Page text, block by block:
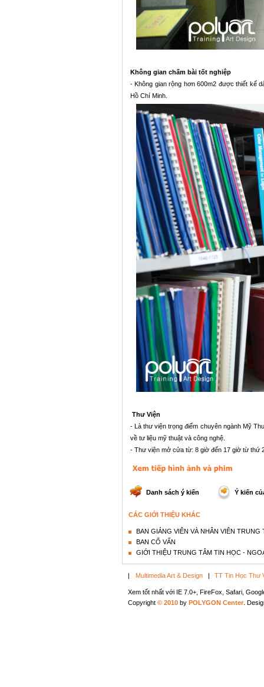
Không gian chấm bài tốt nghiệp
- Không gian rộng hơn 600m2 được thiết kế
Hồ Chí Minh.
Thư Viện
- Là thư viện trọng điểm chuyên ngành Mỹ
về tư liệu mỹ thuật và công nghệ.
- Thư viện mở cửa từ: 8 giờ đến 17 giờ từ thứ
Danh sách ý kiến Ý kiến
CÁC GIỚI THIỆU KHÁC
BAN GIẢNG VIÊN VÀ NHÂN VIÊN TRUNG
BAN CỐ VẤN
GIỚI THIỆU TRUNG TÂM TIN HỌC -
| Multimedia Art & Design | TT Tin Học Thư
Xem tốt nhất với IE 7.0+, FireFox, Safari,
Copyright © 2010 by POLYGON Center .